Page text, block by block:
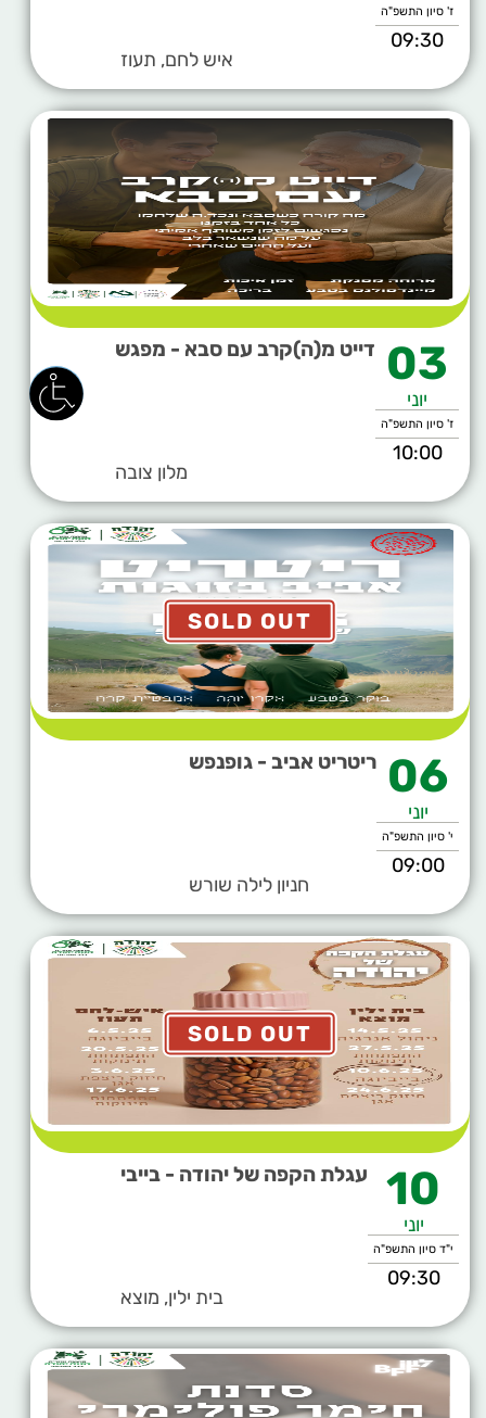
ז' סיון התשפ"ה
09:30
איש לחם, תעוז
03
יוני
ז' סיון התשפ"ה
10:00
דייט מ(ה)קרב עם סבא - מפגש
מלון צובה
SOLD OUT
06
יוני
י' סיון התשפ"ה
09:00
ריטריט אביב - גופנפש
חניון לילה שורש
SOLD OUT
10
יוני
י"ד סיון התשפ"ה
09:30
עגלת הקפה של יהודה - בייבי
בית ילין, מוצא